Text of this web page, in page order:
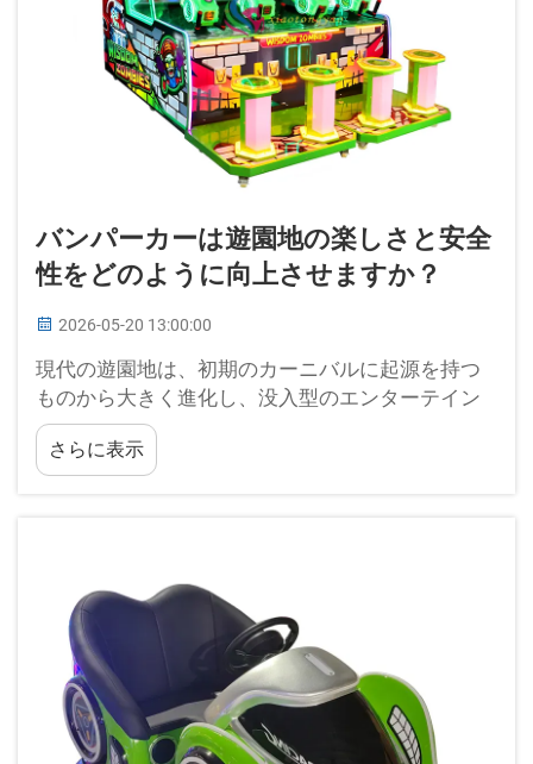
バンパーカーは遊園地の楽しさと安全
性をどのように向上させますか？
2026-05-20 13:00:00
現代の遊園地は、初期のカーニバルに起源を持つ
ものから大きく進化し、没入型のエンターテイン
メント体験を創出するために、高度な技術や革新
的なデザイン原則を取り入れるようになりまし
た。その中でも最も長く愛され続けているアトラ
さらに表示